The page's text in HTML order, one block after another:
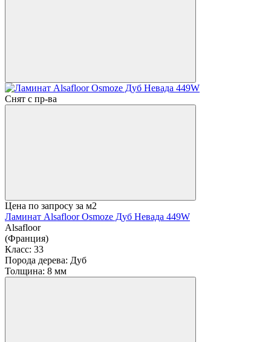
Снят с пр-ва
Цена по запросу за м2
Ламинат Alsafloor Osmoze Дуб Невада 449W
Alsafloor
(Франция)
Класс: 33
Порода дерева: Дуб
Толщина: 8 мм